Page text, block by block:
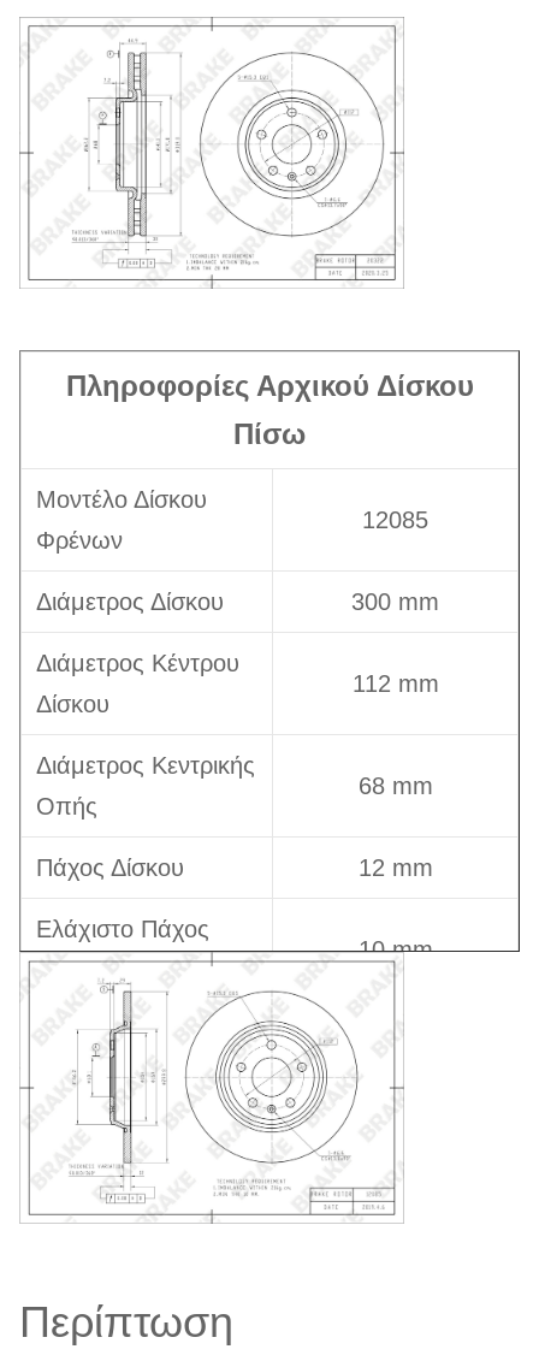
Συνολικό Ύψος
Αριθμός Οπών
Τοποθέτησης
5
Τύπος Δίσκου Αεριζόμενος
Πληροφορίες Αρχικού Δίσκου
Πίσω
Μοντέλο Δίσκου
Φρένων
12085
Διάμετρος Δίσκου 300 mm
Διάμετρος Κέντρου
Δίσκου
112 mm
Διάμετρος Κεντρικής
Οπής
68 mm
Πάχος Δίσκου 12 mm
Ελάχιστο Πάχος
Δίσκου
10 mm
Συνολικό Ύψος
Αριθμός Οπών
Τοποθέτησης
Τύπος Δίσκου Αεριζόμενος
Περίπτωση